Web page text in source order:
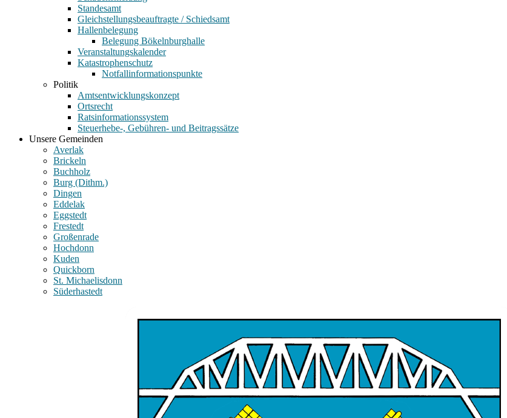
Standesamt
Gleichstellungsbeauftragte / Schiedsamt
Hallenbelegung
Belegung Bökelnburghalle
Veranstaltungskalender
Katastrophenschutz
Notfallinformationspunkte
Politik
Amtsentwicklungskonzept
Ortsrecht
Ratsinformationssystem
Steuerhebe-, Gebühren- und Beitragssätze
Unsere Gemeinden
Averlak
Brickeln
Buchholz
Burg (Dithm.)
Dingen
Eddelak
Eggstedt
Frestedt
Großenrade
Hochdonn
Kuden
Quickborn
St. Michaelisdonn
Süderhastedt